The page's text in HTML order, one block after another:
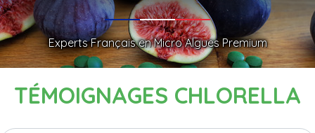
Experts Français en Micro Algues Premium
TÉMOIGNAGES CHLORELLA